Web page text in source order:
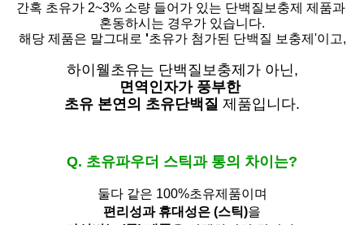
간혹 초유가 2~3% 소량 들어가 있는 단백질보충제 제품과
혼동하시는 경우가 있습니다.
해당 제품은 말그대로 '초유가 첨가된 단백질 보충제'이고,
하이웰초유는 단백질보충제가 아닌,
면역인자가 풍부한
초유 본연의 초유단백질 제품입니다.
Q. 초유파우더 스틱과 통의 차이는?
둘다 같은 100%초유제품이며
편리성과 휴대성은 (스틱)을